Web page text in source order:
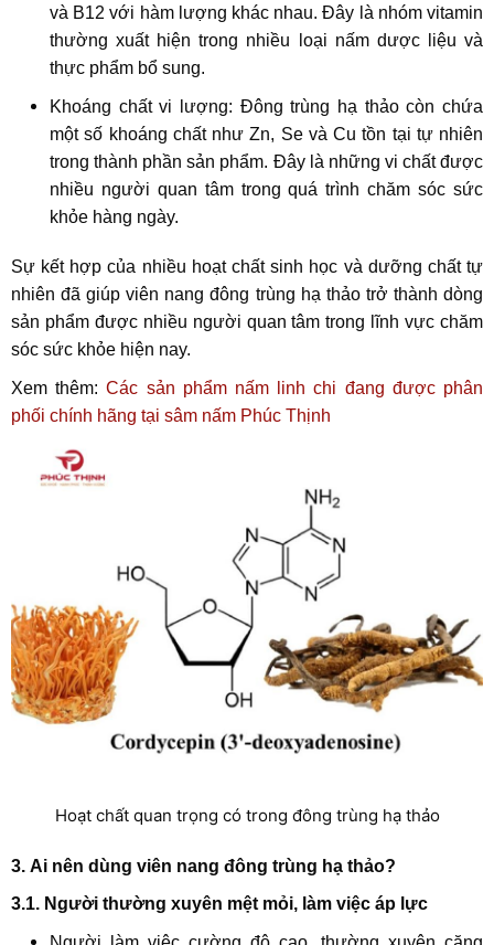
và B12 với hàm lượng khác nhau. Đây là nhóm vitamin
thường xuất hiện trong nhiều loại nấm dược liệu và
thực phẩm bổ sung.
Khoáng chất vi lượng: Đông trùng hạ thảo còn chứa
một số khoáng chất như Zn, Se và Cu tồn tại tự nhiên
trong thành phần sản phẩm. Đây là những vi chất được
nhiều người quan tâm trong quá trình chăm sóc sức
khỏe hàng ngày.
Sự kết hợp của nhiều hoạt chất sinh học và dưỡng chất tự
nhiên đã giúp viên nang đông trùng hạ thảo trở thành dòng
sản phẩm được nhiều người quan tâm trong lĩnh vực chăm
sóc sức khỏe hiện nay.
Xem thêm:Các sản phẩm nấm linh chi đang được phân
phối chính hãng tại sâm nấm Phúc Thịnh
Hoạt chất quan trọng có trong đông trùng hạ thảo
3. Ai nên dùng viên nang đông trùng hạ thảo?
3.1. Người thường xuyên mệt mỏi, làm việc áp lực